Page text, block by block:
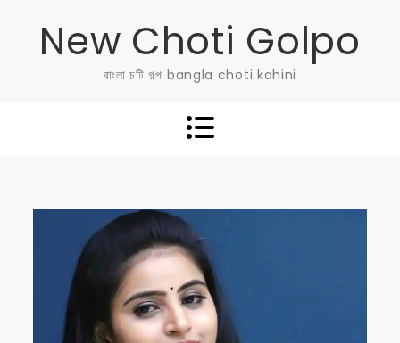
New Choti Golpo
বাংলা চটি গল্প bangla choti kahini